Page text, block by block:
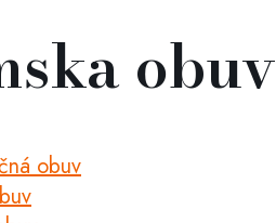
obuv
obuv